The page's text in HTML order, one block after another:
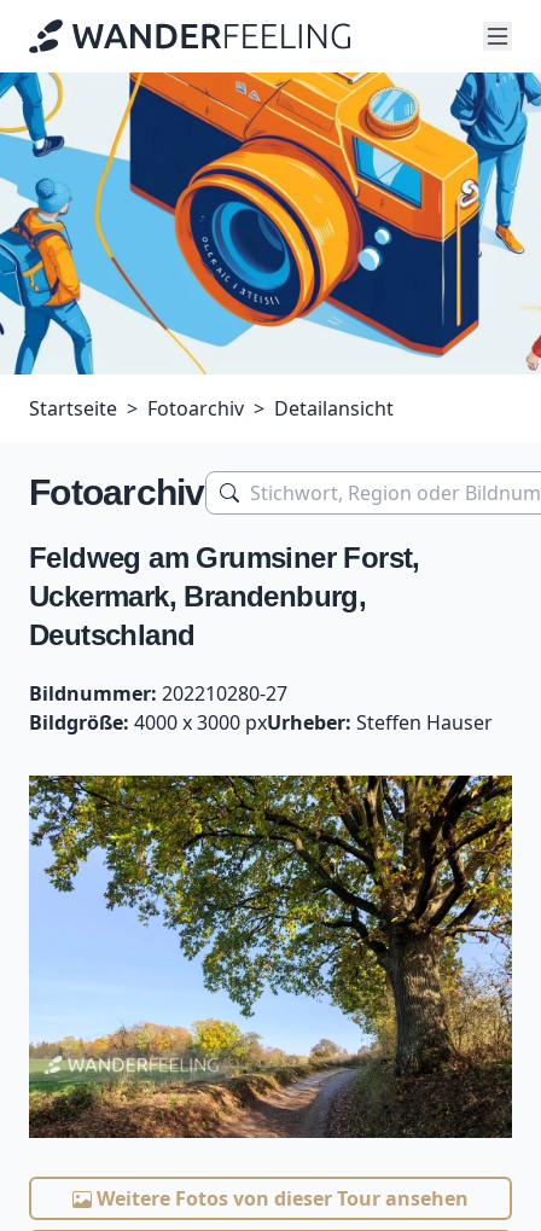
Startseite Fotoarchiv Detailansicht
Fotoarchiv
Feldweg am Grumsiner Forst,
Uckermark, Brandenburg,
Deutschland
Bildnummer: 202210280-27
Bildgröße: 4000 x 3000 pxUrheber: Steffen Hauser
Weitere Fotos von dieser Tour ansehen